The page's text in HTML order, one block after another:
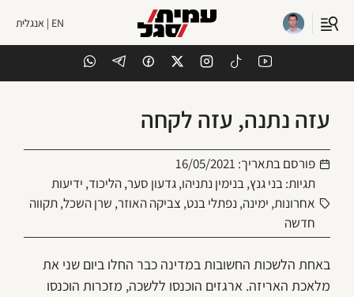
EN | אנגלית
עזה נתנה, עזה לקחה
פורסם בתאריך: 16/05/2021
תגיות:בני גנץ,בנימין נתניהו,גדעון סער,הליכוד, ידיעות
אחרונות, ימינה, נפתלי בנט, צביקה האוזר, שרן השכל,תקווה
חדשה
באחת הלשכות החשובות במדינה כבר החלו ביום שני את
מלאכת האריזה. ארגזים הוכנסו ללשכה, מזכרות הוכנסו